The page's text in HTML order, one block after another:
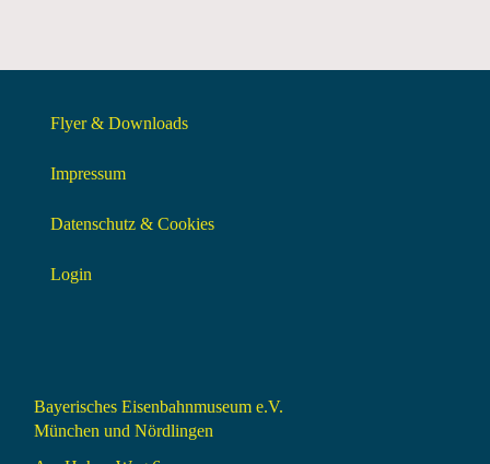
Flyer & Downloads
Impressum
Datenschutz & Cookies
Login
Bayerisches Eisenbahnmuseum e.V.
München und Nördlingen